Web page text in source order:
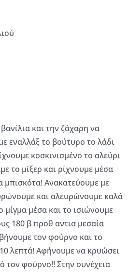
και την ζάχαρη να
εναλλάξ το βούτυρο το λάδι
κοσκινισμένο το αλεύρι
το μίξερ και ρίχνουμε μέσα
μπισκότα! Ανακατεύουμε με
και αλευρώνουμε καλά
μέσα και το ισιώνουμε
180 β προθ αντισ μεσαία
τον φούρνο και το
λεπτά! Αφήνουμε να κρυώσει
τον φούρνο!! Στην συνέχεια